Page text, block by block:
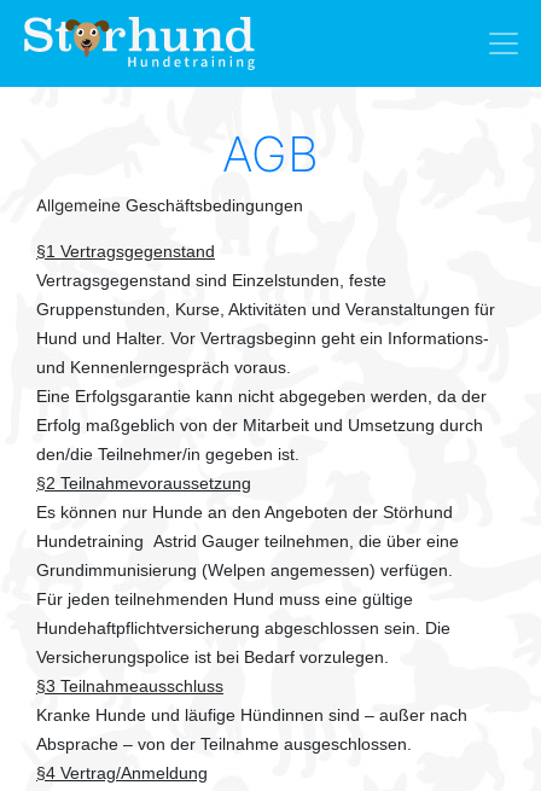
AGB
Allgemeine Geschäftsbedingungen
§1 Vertragsgegenstand
Vertragsgegenstand sind Einzelstunden, feste
Gruppenstunden, Kurse, Aktivitäten und Veranstaltungen für
Hund und Halter. Vor Vertragsbeginn geht ein Informations-
und Kennenlerngespräch voraus.
Eine Erfolgsgarantie kann nicht abgegeben werden, da der
Erfolg maßgeblich von der Mitarbeit und Umsetzung durch
den/die Teilnehmer/in gegeben ist.
§2 Teilnahmevoraussetzung
Es können nur Hunde an den Angeboten der Störhund
Hundetraining Astrid Gauger teilnehmen, die über eine
Grundimmunisierung (Welpen angemessen) verfügen.
Für jeden teilnehmenden Hund muss eine gültige
Hundehaftpflichtversicherung abgeschlossen sein. Die
Versicherungspolice ist bei Bedarf vorzulegen.
§3 Teilnahmeausschluss
Kranke Hunde und läufige Hündinnen sind – außer nach
Absprache – von der Teilnahme ausgeschlossen.
§4 Vertrag/Anmeldung